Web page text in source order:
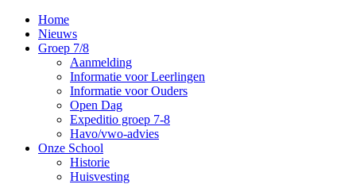
Home
Nieuws
Groep 7/8
Aanmelding
Informatie voor Leerlingen
Informatie voor Ouders
Open Dag
Expeditio groep 7-8
Havo/vwo-advies
Onze School
Historie
Huisvesting